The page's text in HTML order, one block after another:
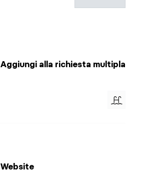
Aggiungi alla richiesta multipla
Website